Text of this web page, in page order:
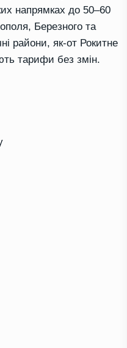
напрямках до 50–60
Березного та
райони, як-от Рокитне
тарифи без змін.